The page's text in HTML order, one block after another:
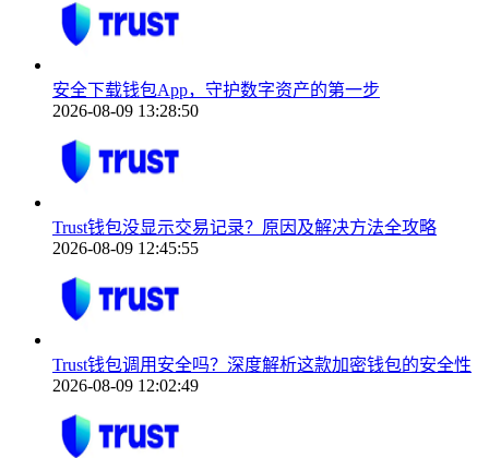
安全下载钱包App，守护数字资产的第一步
2026-08-09 13:28:50
Trust钱包没显示交易记录？原因及解决方法全攻略
2026-08-09 12:45:55
Trust钱包调用安全吗？深度解析这款加密钱包的安全性
2026-08-09 12:02:49